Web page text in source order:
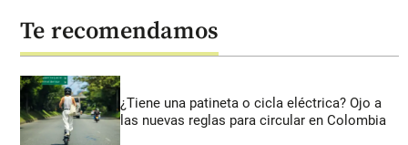
Te recomendamos
¿Tiene una patineta o cicla eléctrica? Ojo a
las nuevas reglas para circular en Colombia